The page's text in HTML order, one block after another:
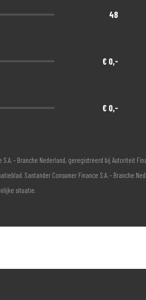
48
€ 0,-
€ 0,-
– Branche Nederland, geregistreerd bij Autoriteit
Santander Consumer Finance S.A. – Branche
situatie.